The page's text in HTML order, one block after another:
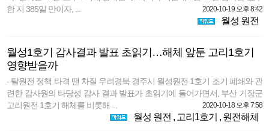
한 지 385일 만이자, ...
2020-10-19 오후 8:42
월성 원전
월성1호기 감사결과 발표 초읽기…해체 앞둔 고리1호기
영향받을까
- 탈원전 정책 타격 땐 차질 우려경북 경주시 월성원전 1호기 조기 폐쇄와 관
련한 감사원의 타당성 감사 결과 발표가 초읽기에 들어가면서, 부산 기장군
고리원전 1호기 해체를 비롯해 ...
2020-10-18 오후 7:58
월성 원전 , 고리1호기 , 원전해체